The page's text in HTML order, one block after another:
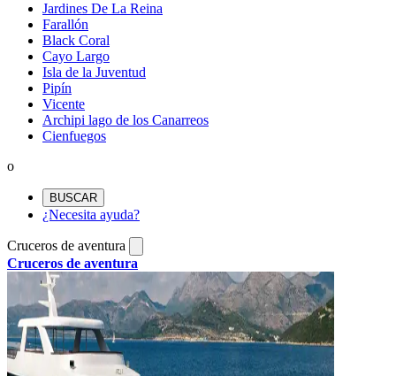
Jardines De La Reina
Farallón
Black Coral
Cayo Largo
Isla de la Juventud
Pipín
Vicente
Archipi lago de los Canarreos
Cienfuegos
o
BUSCAR
¿Necesita ayuda?
Cruceros de aventura
Cruceros de aventura